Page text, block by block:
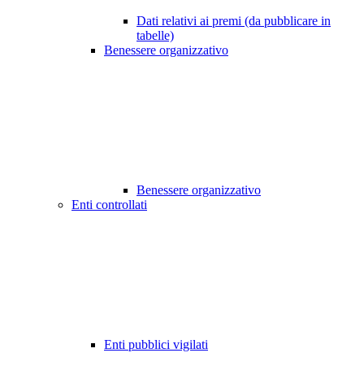
Dati relativi ai premi (da pubblicare in
tabelle)
Benessere organizzativo
Benessere organizzativo
Enti controllati
Enti pubblici vigilati